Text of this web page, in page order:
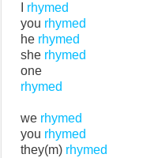
rhymed
you rhymed
he rhymed
she rhymed
one
rhymed
we rhymed
you rhymed
they(m) rhymed